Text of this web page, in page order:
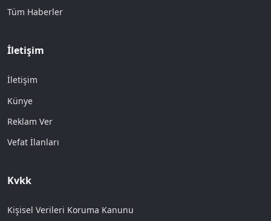
Tüm Haberler
İletişim
İletişim
Künye
Reklam Ver
Vefat İlanları
Kvkk
Kişisel Verileri Koruma Kanunu